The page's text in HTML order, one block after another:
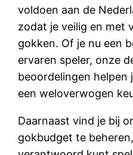
voldoen aan de
zodat je veilig en met
gokken. Of je nu een
ervaren speler, onze
beoordelingen helpen
een weloverwogen
Daarnaast vind je bij
gokbudget te